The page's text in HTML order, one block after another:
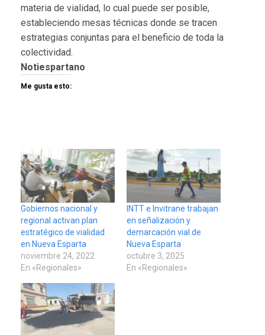
materia de vialidad, lo cual puede ser posible,
estableciendo mesas técnicas donde se tracen
estrategias conjuntas para el beneficio de toda la
colectividad.
Notiespartano
Me gusta esto:
Gobiernos nacional y
regional activan plan
estratégico de vialidad
en Nueva Esparta
noviembre 24, 2022
En «Regionales»
INTT e Invitrane trabajan
en señalización y
demarcación vial de
Nueva Esparta
octubre 3, 2025
En «Regionales»